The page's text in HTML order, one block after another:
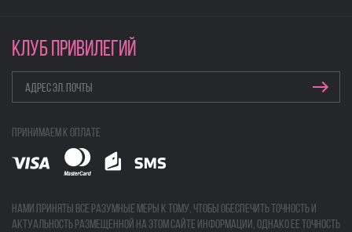
КЛУБ ПРИВИЛЕГИЙ
Принимаем к оплате
Нами приняты все разумные меры к тому, чтобы обеспечить точность и
актуальность размещенной на этом сайте информации, однако ее точность